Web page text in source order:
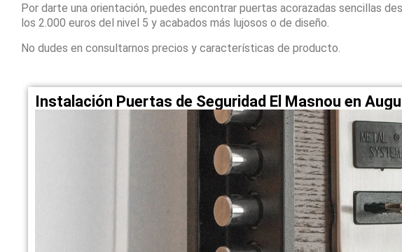
Por darte una orientación, puedes encontrar puertas acorazadas sencillas
los 2.000 euros del nivel 5 y acabados más lujosos o de diseño.
No dudes en consultarnos precios y características de producto.
Instalación Puertas de Seguridad El Masnou en